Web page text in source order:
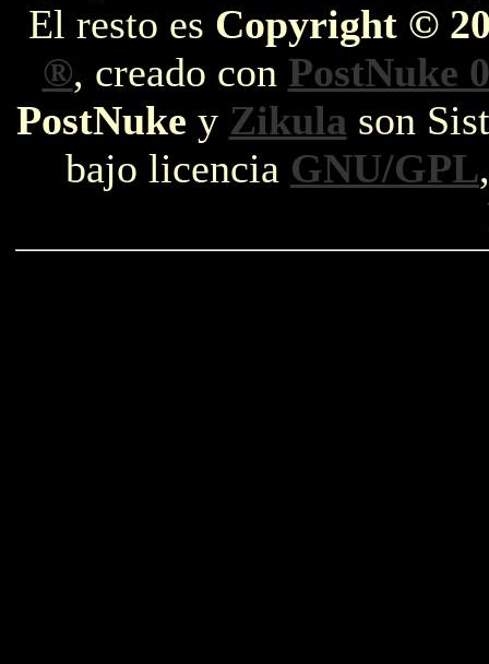
El resto es Copyright ©
®, creado con PostNuke
PostNuke y Zikula son
bajo licencia GNU/GPL